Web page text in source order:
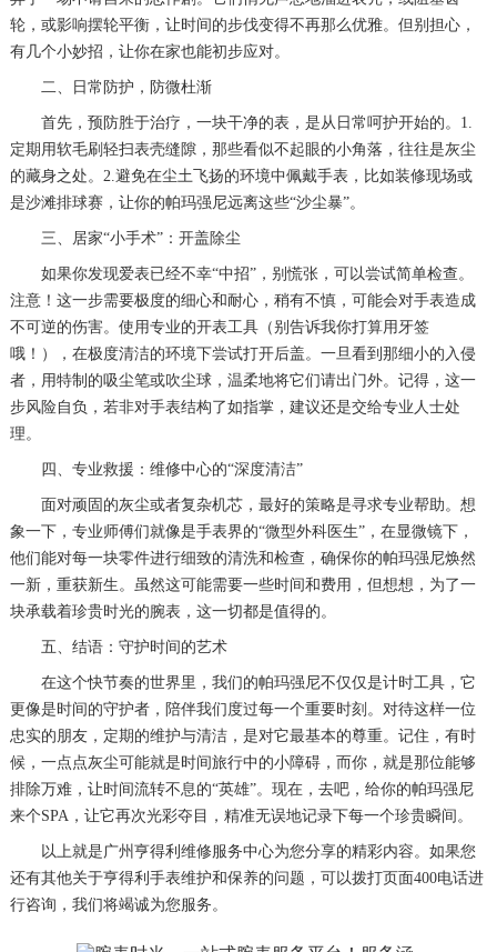
轮，或影响摆轮平衡，让时间的步伐变得不再那么优雅。但别担心，
有几个小妙招，让你在家也能初步应对。
二、日常防护，防微杜渐
首先，预防胜于治疗，一块干净的表，是从日常呵护开始的。1.
定期用软毛刷轻扫表壳缝隙，那些看似不起眼的小角落，往往是灰尘
的藏身之处。2.避免在尘土飞扬的环境中佩戴手表，比如装修现场或
是沙滩排球赛，让你的帕玛强尼远离这些“沙尘暴”。
三、居家“小手术”：开盖除尘
如果你发现爱表已经不幸“中招”，别慌张，可以尝试简单检查。
注意！这一步需要极度的细心和耐心，稍有不慎，可能会对手表造成
不可逆的伤害。使用专业的开表工具（别告诉我你打算用牙签
哦！），在极度清洁的环境下尝试打开后盖。一旦看到那细小的入侵
者，用特制的吸尘笔或吹尘球，温柔地将它们请出门外。记得，这一
步风险自负，若非对手表结构了如指掌，建议还是交给专业人士处
理。
四、专业救援：维修中心的“深度清洁”
面对顽固的灰尘或者复杂机芯，最好的策略是寻求专业帮助。想
象一下，专业师傅们就像是手表界的“微型外科医生”，在显微镜下，
他们能对每一块零件进行细致的清洗和检查，确保你的帕玛强尼焕然
一新，重获新生。虽然这可能需要一些时间和费用，但想想，为了一
块承载着珍贵时光的腕表，这一切都是值得的。
五、结语：守护时间的艺术
在这个快节奏的世界里，我们的帕玛强尼不仅仅是计时工具，它
更像是时间的守护者，陪伴我们度过每一个重要时刻。对待这样一位
忠实的朋友，定期的维护与清洁，是对它最基本的尊重。记住，有时
候，一点点灰尘可能就是时间旅行中的小障碍，而你，就是那位能够
排除万难，让时间流转不息的“英雄”。现在，去吧，给你的帕玛强尼
来个SPA，让它再次光彩夺目，精准无误地记录下每一个珍贵瞬间。
以上就是广州亨得利维修服务中心为您分享的精彩内容。如果您
还有其他关于亨得利手表维护和保养的问题，可以拨打页面400电话进
行咨询，我们将竭诚为您服务。